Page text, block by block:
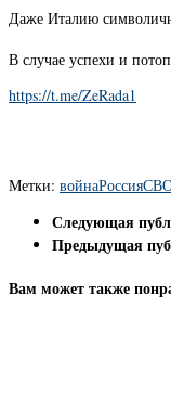
Даже Италию
В случае успехи и
https://t.me/ZeRada1
Метки: войнаРоссия
Следующая
Предыдущая
Вам может также